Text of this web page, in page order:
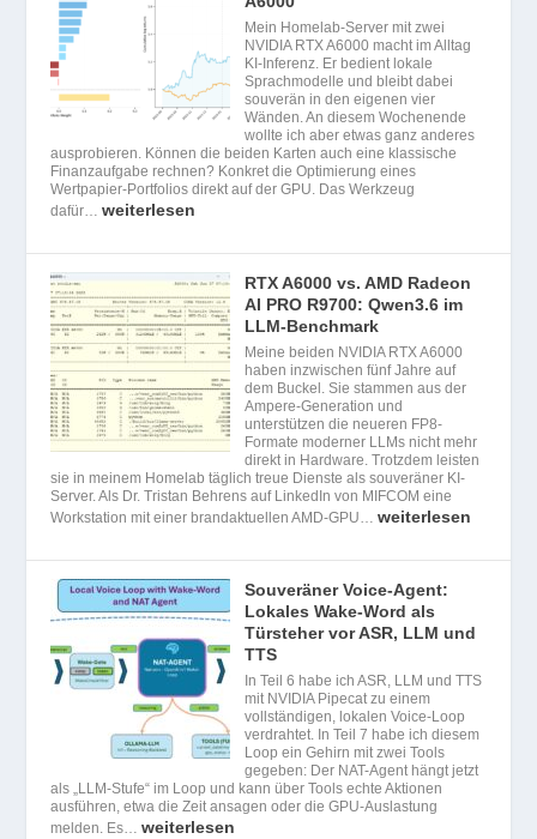
Mein Homelab-Server mit zwei
NVIDIA RTX A6000 macht im Alltag
KI-Inferenz. Er bedient lokale
Sprachmodelle und bleibt dabei
souverän in den eigenen vier
Wänden. An diesem Wochenende
wollte ich aber etwas ganz anderes
ausprobieren. Können die beiden Karten auch eine klassische
Finanzaufgabe rechnen? Konkret die Optimierung eines
Wertpapier-Portfolios direkt auf der GPU. Das Werkzeug
dafür…weiterlesen
RTX A6000 vs. AMD Radeon
AI PRO R9700: Qwen3.6 im
LLM-Benchmark
Meine beiden NVIDIA RTX A6000
haben inzwischen fünf Jahre auf
dem Buckel. Sie stammen aus der
Ampere-Generation und
unterstützen die neueren FP8-
Formate moderner LLMs nicht mehr
direkt in Hardware. Trotzdem leisten
sie in meinem Homelab täglich treue Dienste als souveräner KI-
Server. Als Dr. Tristan Behrens auf LinkedIn von MIFCOM eine
Workstation mit einer brandaktuellen AMD-GPU…weiterlesen
Souveräner Voice-Agent:
Lokales Wake-Word als
Türsteher vor ASR, LLM und
TTS
In Teil 6 habe ich ASR, LLM und TTS
mit NVIDIA Pipecat zu einem
vollständigen, lokalen Voice-Loop
verdrahtet. In Teil 7 habe ich diesem
Loop ein Gehirn mit zwei Tools
gegeben: Der NAT-Agent hängt jetzt
als „LLM-Stufe“ im Loop und kann über Tools echte Aktionen
ausführen, etwa die Zeit ansagen oder die GPU-Auslastung
melden. Es…weiterlesen